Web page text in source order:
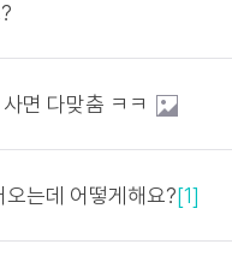
면 다맞춤 ㅋㅋ
는데 어떻게해요?[1]